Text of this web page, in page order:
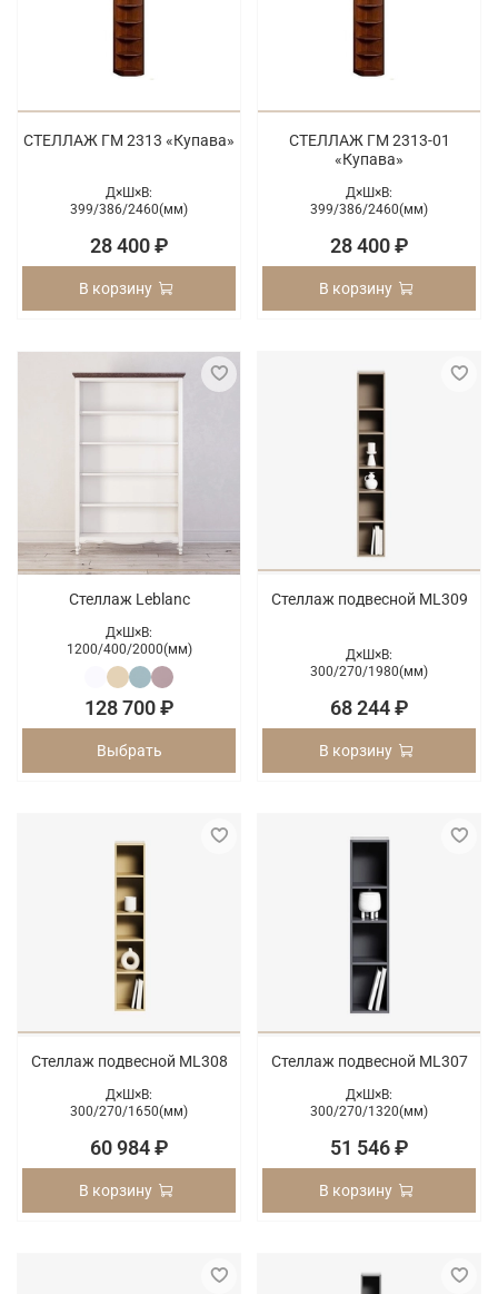
СТЕЛЛАЖ ГМ 2313 «Купава»
Д×Ш×В:
399/386/2460(мм)
28 400 ₽
В корзину
СТЕЛЛАЖ ГМ 2313-01
«Купава»
Д×Ш×В:
399/386/2460(мм)
28 400 ₽
В корзину
Стеллаж Leblanc
Д×Ш×В:
1200/400/2000(мм)
128 700 ₽
Выбрать
Стеллаж подвесной ML309
Д×Ш×В:
300/270/1980(мм)
68 244 ₽
В корзину
Стеллаж подвесной ML308
Д×Ш×В:
300/270/1650(мм)
60 984 ₽
В корзину
Стеллаж подвесной ML307
Д×Ш×В:
300/270/1320(мм)
51 546 ₽
В корзину